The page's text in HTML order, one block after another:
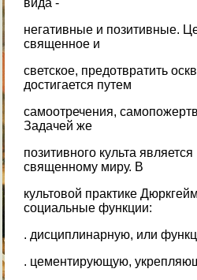
вида -
негативные и позитивные.
священное и
светское, предотвратить
достигается путем
самоотречения,
Задачей же
позитивного культа
священному миру. В
культовой практике
социальные функции:
. дисциплинарную, или
. цементирующую,